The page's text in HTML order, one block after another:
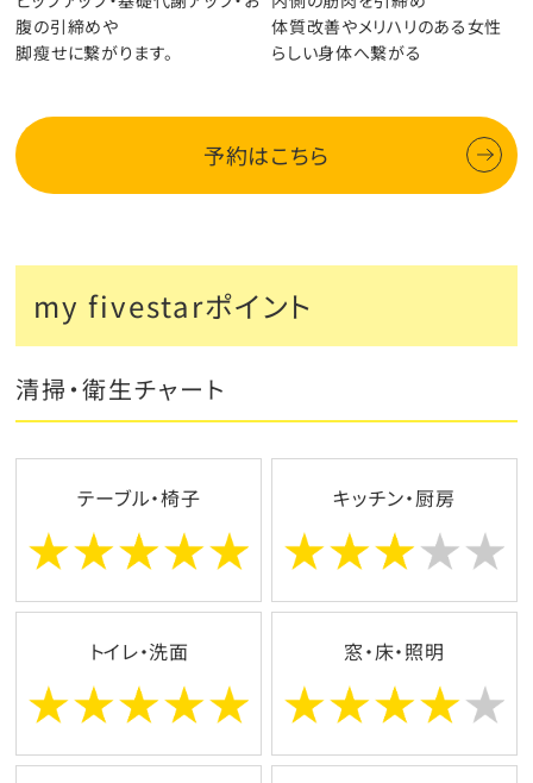
腹の引締めや
脚瘦せに繋がります。
体質改善やメリハリのある女性
らしい身体へ繋がる
予約はこちら
my fivestarポイント
清掃・衛生チャート
テーブル・椅子 キッチン・厨房
トイレ・洗面 窓・床・照明